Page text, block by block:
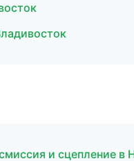
и сцепление в